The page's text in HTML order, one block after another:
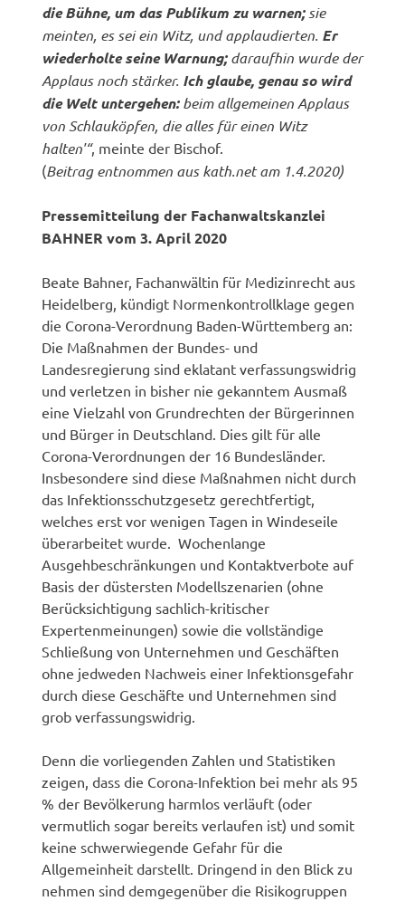
die Bühne, um das Publikum zu warnen;sie
meinten, es sei ein Witz, und applaudierten. Er
wiederholte seine Warnung;daraufhin wurde der
Applaus noch stärker. Ich glaube, genau so wird
die Welt untergehen:beim allgemeinen Applaus
von Schlauköpfen, die alles für einen Witz
halten'“, meinte der Bischof.
(Beitrag entnommen aus kath.net am 1.4.2020)
Pressemitteilung der Fachanwaltskanzlei
BAHNER vom 3. April 2020
Beate Bahner, Fachanwältin für Medizinrecht aus
Heidelberg, kündigt Normenkontrollklage gegen
die Corona-Verordnung Baden-Württemberg an:
Die Maßnahmen der Bundes- und
Landesregierung sind eklatant verfassungswidrig
und verletzen in bisher nie gekanntem Ausmaß
eine Vielzahl von Grundrechten der Bürgerinnen
und Bürger in Deutschland. Dies gilt für alle
Corona-Verordnungen der 16 Bundesländer.
Insbesondere sind diese Maßnahmen nicht durch
das Infektionsschutzgesetz gerechtfertigt,
welches erst vor wenigen Tagen in Windeseile
überarbeitet wurde. Wochenlange
Ausgehbeschränkungen und Kontaktverbote auf
Basis der düstersten Modellszenarien (ohne
Berücksichtigung sachlich-kritischer
Expertenmeinungen) sowie die vollständige
Schließung von Unternehmen und Geschäften
ohne jedweden Nachweis einer Infektionsgefahr
durch diese Geschäfte und Unternehmen sind
grob verfassungswidrig.
Denn die vorliegenden Zahlen und Statistiken
zeigen, dass die Corona-Infektion bei mehr als 95
% der Bevölkerung harmlos verläuft (oder
vermutlich sogar bereits verlaufen ist) und somit
keine schwerwiegende Gefahr für die
Allgemeinheit darstellt. Dringend in den Blick zu
nehmen sind demgegenüber die Risikogruppen